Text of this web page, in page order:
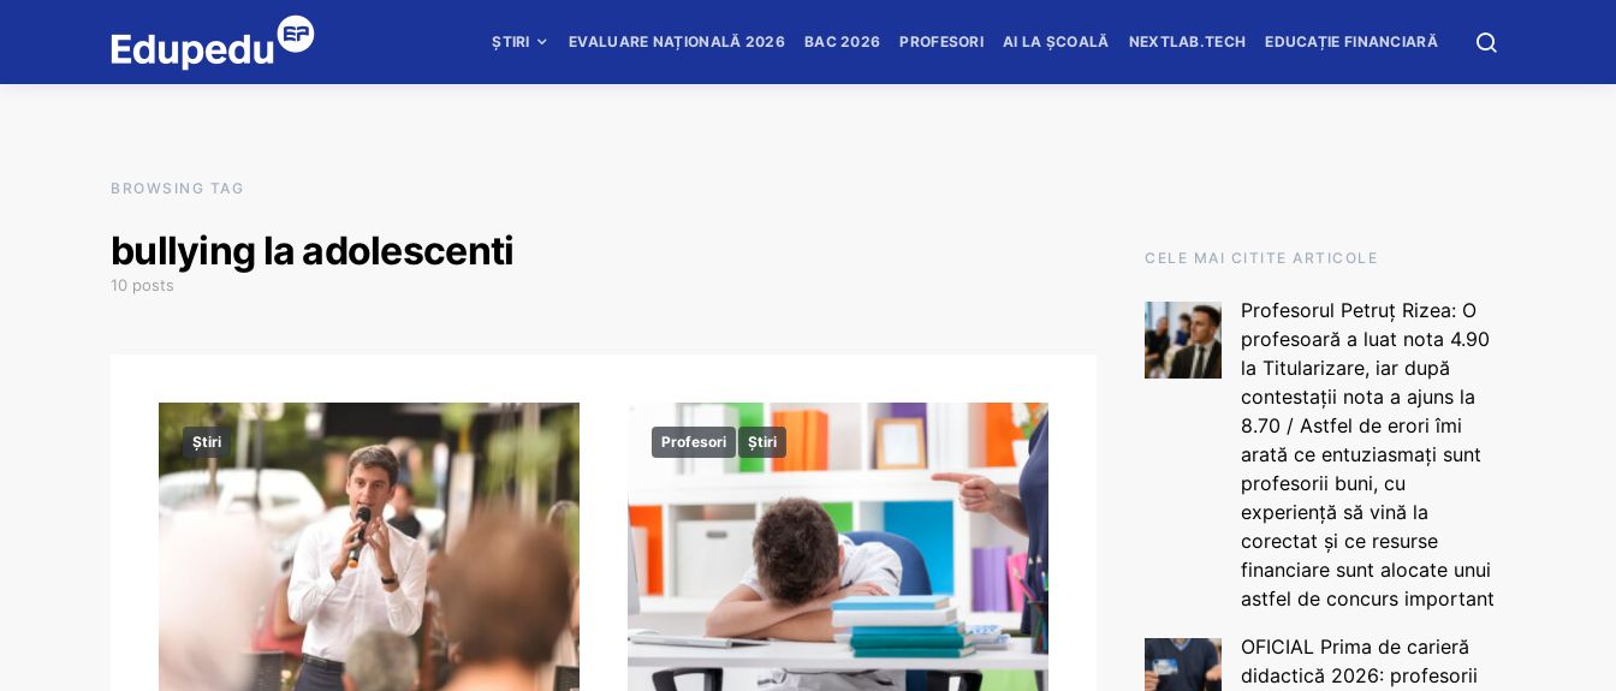
ȘTIRI EVALUARE NAȚIONALĂ 2026 BAC 2026 PROFESORI AI LA ȘCOALĂ NEXTLAB.TECH EDUCAȚIE FINANCIARĂ
BROWSING TAG
bullying la adolescenti
10 posts
Știri Profesori Știri
CELE MAI CITITE ARTICOLE
Profesorul Petruț Rizea: O
profesoară a luat nota 4.90
la Titularizare, iar după
contestații nota a ajuns la
8.70 / Astfel de erori îmi
arată ce entuziasmați sunt
profesorii buni, cu
experiență să vină la
corectat și ce resurse
financiare sunt alocate unui
astfel de concurs important
OFICIAL Prima de carieră
didactică 2026: profesorii